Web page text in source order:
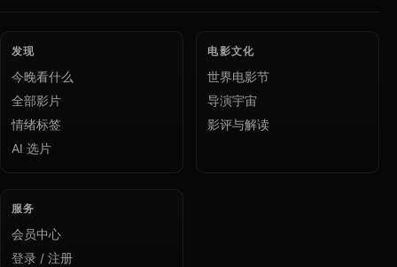
发现
今晚看什么
全部影片
情绪标签
AI 选片
电影文化
世界电影节
导演宇宙
影评与解读
服务
会员中心
登录 / 注册